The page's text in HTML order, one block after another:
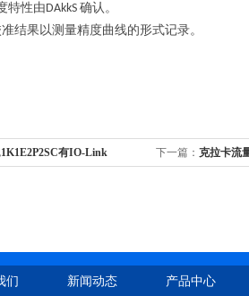
特性由DAkkS 确认。
结果以测量精度曲线的形式记录。
有IO-Link 下一篇： 克拉卡流
们 新闻动态 产品中心